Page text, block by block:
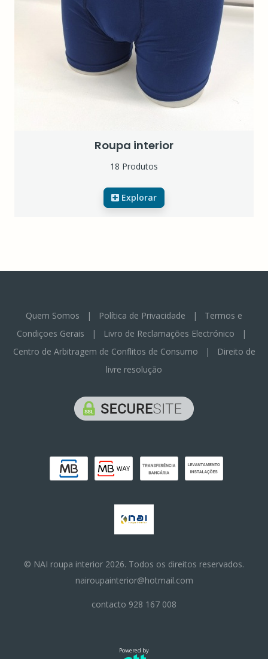
Roupa interior
18 Produtos
Explorar
Quem Somos | Política de Privacidade | Termos e
Condiçoes Gerais | Livro de Reclamações Electrónico |
Centro de Arbitragem de Conflitos de Consumo |
Direito de
livre resolução
© NAI roupa interior 2026. Todos os direitos reservados.
nairoupainterior@hotmail.com
contacto 928 167 008
Powered by